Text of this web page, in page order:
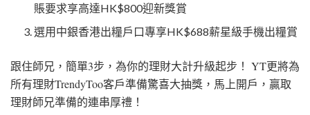
賬要求享高達HK$800迎新獎賞
選用中銀香港出糧戶口專享HK$688薪星級手機出糧賞
跟住師兄，簡單3步，為你的理財大計升級起步！ YT更將為
所有理財TrendyToo客戶準備驚喜大抽獎，馬上開戶，贏取
理財師兄準備的連串厚禮！